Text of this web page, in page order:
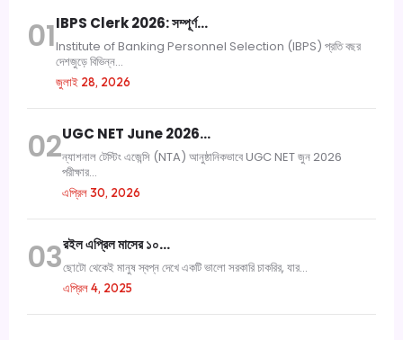
01IBPS Clerk 2026: সম্পূর্ণ…
Institute of Banking Personnel Selection (IBPS) প্রতি বছর
দেশজুড়ে বিভিন্ন...
জুলাই 28, 2026
02UGC NET June 2026…
ন্যাশনাল টেস্টিং এজেন্সি (NTA) আনুষ্ঠানিকভাবে UGC NET জুন 2026
পরীক্ষার...
এপ্রিল 30, 2026
03রইল এপ্রিল মাসের ১০…
ছোটো থেকেই মানুষ স্বপ্ন দেখে একটি ভালো সরকারি চাকরির, যার...
এপ্রিল 4, 2025